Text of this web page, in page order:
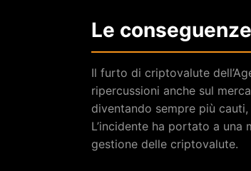
Le
Il furto di criptovalute
ripercussioni anche sul
diventando sempre più
L’incidente ha portato a
gestione delle criptovalute.